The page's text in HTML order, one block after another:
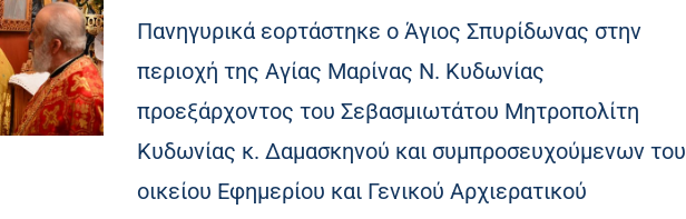
Πανηγυρικά εορτάστηκε ο Άγιος Σπυρίδωνας στην
περιοχή της Αγίας Μαρίνας Ν. Κυδωνίας
προεξάρχοντος του Σεβασμιωτάτου Μητροπολίτη
Κυδωνίας κ. Δαμασκηνού και συμπροσευχούμενων του
οικείου Εφημερίου και Γενικού Αρχιερατικού